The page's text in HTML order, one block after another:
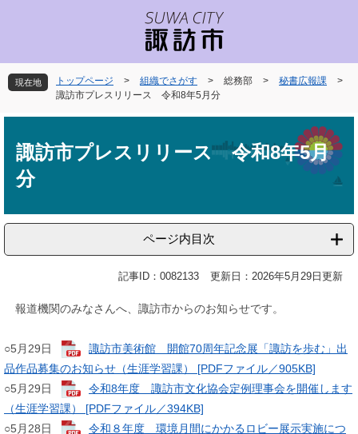
先
頭
を
飛
現在地 トップページ > 組織でさがす > 総務部 > 秘書広報課
>
諏訪市プレスリリース 令和8年5月分
諏訪市プレスリリース 令和8年5月
分
ページ内目次
記事ID：0082133 更新日：2026年5月29日更新
報道機関のみなさんへ、諏訪市からのお知らせです。
○5月29日
諏訪市美術館 開館70周年記念展「諏訪を歩む」出
品作品募集のお知らせ（生涯学習課） [PDFファイル／905KB]
​○5月29日
令和8年度 諏訪市文化協会定例理事会を開催します
（生涯学習課） [PDFファイル／394KB]
○5月28日
令和８年度 環境月間にかかるロビー展示実施につ